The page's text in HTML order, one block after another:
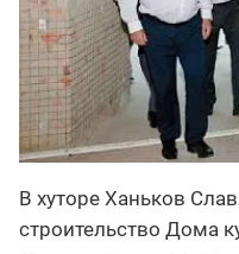
В хуторе Ханьков
строительство Дома